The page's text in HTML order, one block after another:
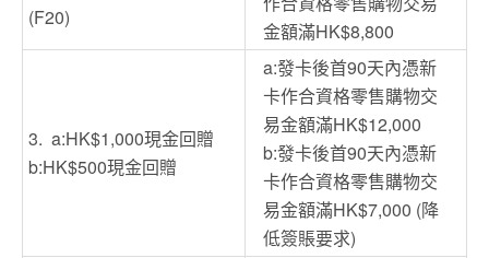
(F20)
金額滿HK$8,800
3. a:HK$1,000現金回贈
b:HK$500現金回贈
a:發卡後首90天內憑新
卡作合資格零售購物交
易金額滿HK$12,000
b:發卡後首90天內憑新
卡作合資格零售購物交
易金額滿HK$7,000 (降
低簽賬要求)